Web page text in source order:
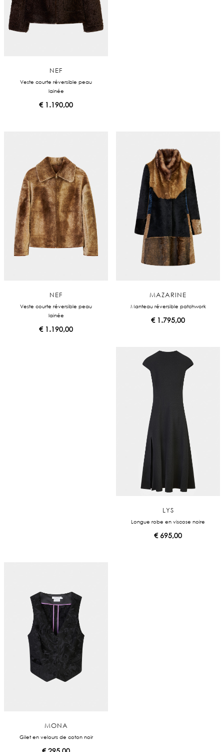
NEF
Veste courte réversible peau
lainée
€1.190,00
NEF
Veste courte réversible peau
lainée
€1.190,00
MAZARINE
Manteau réversible patchwork
€1.795,00
LYS
Longue robe en viscose noire
€695,00
MONA
Gilet en velours de coton noir